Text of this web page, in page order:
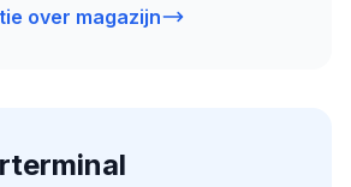
over magazijn